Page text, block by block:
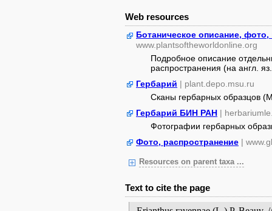
Web resources
Ботаническое описание,
www.plantsoftheworldonline.org
Подробное описание
распространения (на англ.
Гербарий | plant.depo.msu.ru
Сканы гербарных образцов
Гербарий БИН РАН |
Фотографии гербарных
Фото, распространение |
Resources on parent taxa ...
Text to cite the page